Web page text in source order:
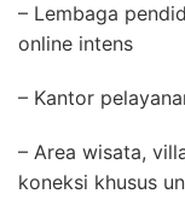
– Lembaga
online intens
– Kantor
– Area wisata,
koneksi khusus